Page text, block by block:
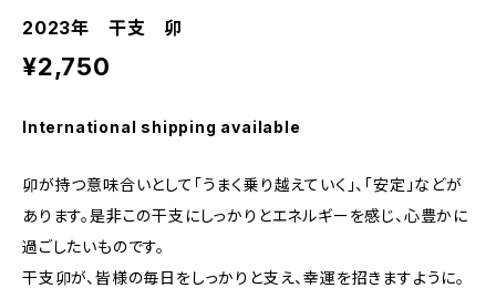
2023年 干支 卯
¥2,750
International shipping available
卯が持つ意味合いとして「うまく乗り越えていく」、「安定」などが
あります。是非この干支にしっかりとエネルギーを感じ、心豊かに
過ごしたいものです。
干支卯が、皆様の毎日をしっかりと支え、幸運を招きますように。